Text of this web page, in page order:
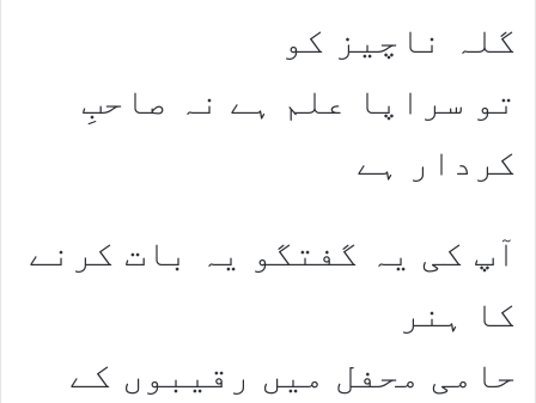
گلہ ناچیز کو
تو سراپا علم ہے نہ صاحبِ
کردار ہے
آپ کی یہ گفتگو یہ بات کرنے
کا ہنر
حامی محفل میں رقیبوں کے